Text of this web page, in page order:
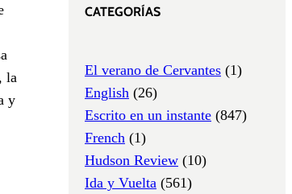
la
y
CATEGORÍAS
El verano de Cervantes (1)
English (26)
Escrito en un instante (847)
French (1)
Hudson Review (10)
Ida y Vuelta (561)